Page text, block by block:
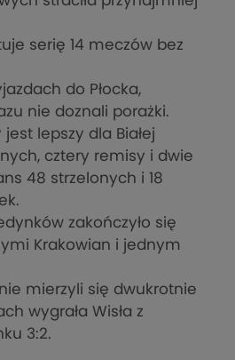
serię 14 meczów bez
do Płocka,
nie doznali porażki.
lepszy dla Białej
cztery remisy i dwie
48 strzelonych i 18
zakończyło się
Krakowian i jednym
mierzyli się dwukrotnie
wygrała Wisła z
3:2.